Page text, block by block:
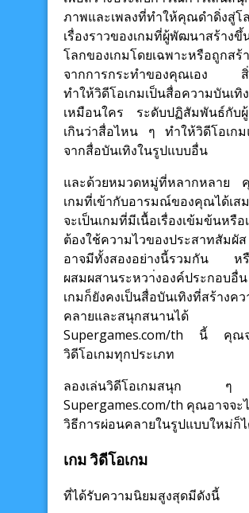
ภาพและเพลงที่ทำให้คุณดำดิ่งสู่โ
เรื่องราวของเกมที่ผู้พัฒนาสร้างขึ้
โลกของเกมโดยเฉพาะหรือถูกสร้
จากการกระทำของคุณเอง สิ่
ทำให้วิดีโอเกมเป็นสื่อความบันเทิ
เหมือนใคร ระดับปฏิสัมพันธ์กับผู้
เกินว่าสื่อไหน ๆ ทำให้วิดีโอเกม
จากสื่อบันเทิงในรูปแบบอื่น
และด้วยหมวดหมู่ที่หลากหลาย
เกมที่เข้ากับอารมณ์ของคุณได้เส
จะเป็นเกมที่มีเนื้อเรื่องเข้มข้นหรือ
ต้องใช้ความไวของประสาทสั
อาจมีทั้งสองอย่างนี้รวมกัน หรื
ผสมผสานระหวา่งองค์ประกอบอื่
เกมก็ยังคงเป็นสื่อบันเทิงที่สร้างค
คลายและสนุกสนาน
Supergames.com/th นี้ คุณจ
วิดีโอเกมทุกประเภท
ลองเล่นวิดีโอเกมสนุ
Supergames.com/th คุณอาจจะ
วิธีการผ่อนคลายในรูปแบบใหม่ก็
เกม วิดีโอเกม
ที่ได้รับความนิยมสูงสุดมีดังนี้